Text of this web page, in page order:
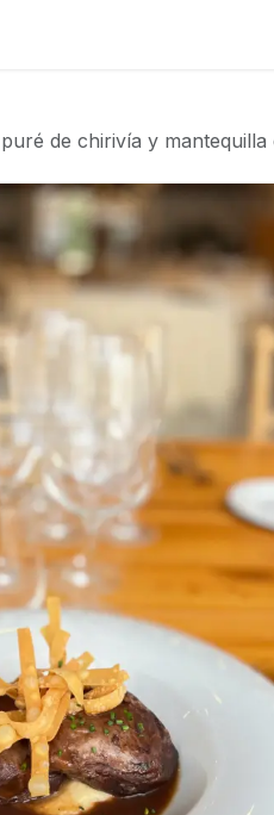
de chirivía y